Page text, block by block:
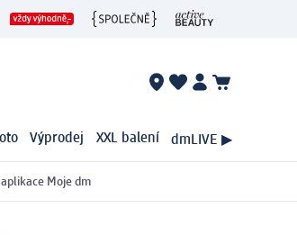
Výprodej XXL balení dmLIVE ▶
Moje dm